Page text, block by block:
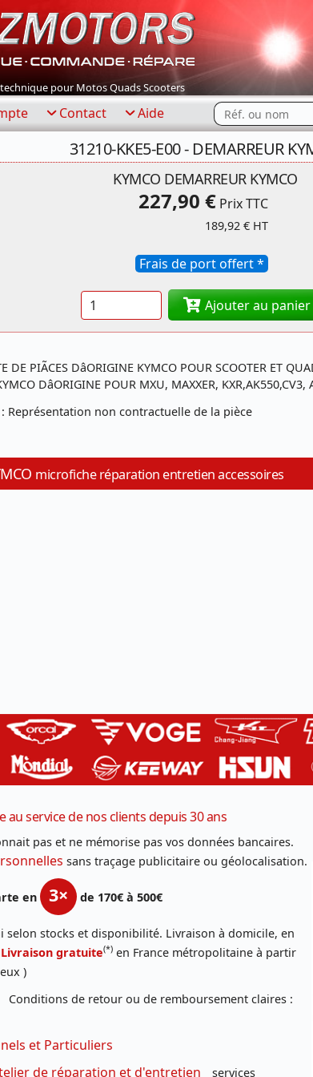
pour Motos Quads Scooters
Contact Aide Rechercher...
31210-KKE5-E00 - DEMARREUR
KYMCO DEMARREUR KYMCO
227,90 € Prix TTC
189,92 € HT
Frais de port offert *
Quantité Ajouter au panier
DE PIÃCES DâORIGINE KYMCO POUR SCOOTER ET
DâORIGINE POUR MXU, MAXXER, KXR,AK550,CV3,
Représentation non contractuelle de la pièce
microfiche réparation entretien accessoires
au service de nos clients depuis 30 ans
pas et ne mémorise pas vos données bancaires.
sans traçage publicitaire ou géolocalisation.
en 3× de 170€ à 500€
selon stocks et disponibilité. Livraison à domicile, en
Livraison gratuite(*) en France métropolitaine à partir
)
Conditions de retour ou de remboursement claires :
et Particuliers
de réparation et d'entretien
services